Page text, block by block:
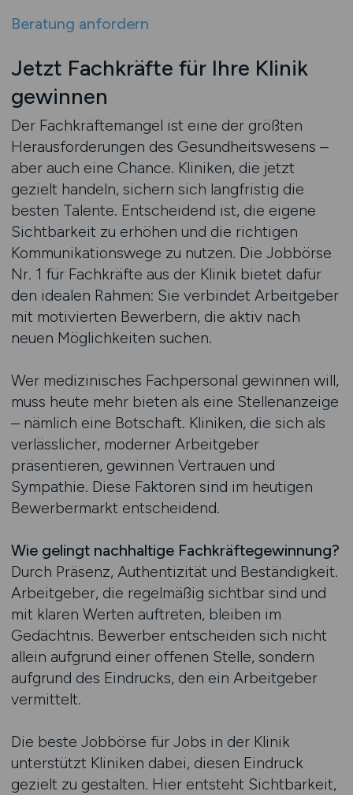
Beratung anfordern
Jetzt Fachkräfte für Ihre Klinik
gewinnen
Der Fachkräftemangel ist eine der größten
Herausforderungen des Gesundheitswesens –
aber auch eine Chance. Kliniken, die jetzt
gezielt handeln, sichern sich langfristig die
besten Talente. Entscheidend ist, die eigene
Sichtbarkeit zu erhöhen und die richtigen
Kommunikationswege zu nutzen. Die Jobbörse
Nr. 1 für Fachkräfte aus der Klinik bietet dafür
den idealen Rahmen: Sie verbindet Arbeitgeber
mit motivierten Bewerbern, die aktiv nach
neuen Möglichkeiten suchen.
Wer medizinisches Fachpersonal gewinnen will,
muss heute mehr bieten als eine Stellenanzeige
– nämlich eine Botschaft. Kliniken, die sich als
verlässlicher, moderner Arbeitgeber
präsentieren, gewinnen Vertrauen und
Sympathie. Diese Faktoren sind im heutigen
Bewerbermarkt entscheidend.
Wie gelingt nachhaltige Fachkräftegewinnung?
Durch Präsenz, Authentizität und Beständigkeit.
Arbeitgeber, die regelmäßig sichtbar sind und
mit klaren Werten auftreten, bleiben im
Gedächtnis. Bewerber entscheiden sich nicht
allein aufgrund einer offenen Stelle, sondern
aufgrund des Eindrucks, den ein Arbeitgeber
vermittelt.
Die beste Jobbörse für Jobs in der Klinik
unterstützt Kliniken dabei, diesen Eindruck
gezielt zu gestalten. Hier entsteht Sichtbarkeit,